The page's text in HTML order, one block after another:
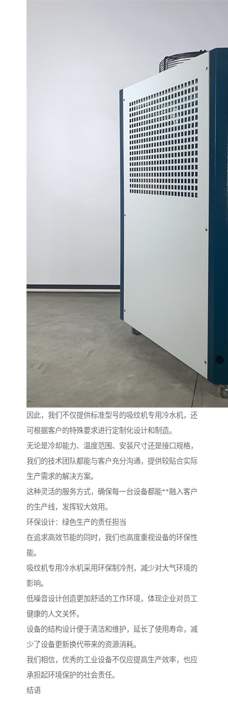
因此，我们不仅提供标准型号的吸纹机专用冷水机，还
可根据客户的特殊要求进行定制化设计和制造。
无论是冷却能力、温度范围、安装尺寸还是接口规格，
我们的技术团队都能与客户充分沟通，提供较贴合实际
生产需求的解决方案。
这种灵活的服务方式，确保每一台设备都能**融入客户
的生产线，发挥较大效用。
环保设计：绿色生产的责任担当
在追求高效节能的同时，我们也高度重视设备的环保性
能。
吸纹机专用冷水机采用环保制冷剂，减少对大气环境的
影响。
低噪音设计创造更加舒适的工作环境，体现企业对员工
健康的人文关怀。
设备的结构设计便于清洁和维护，延长了使用寿命，减
少了设备更新换代带来的资源消耗。
我们相信，优秀的工业设备不仅应提高生产效率，也应
承担起环境保护的社会责任。
结语